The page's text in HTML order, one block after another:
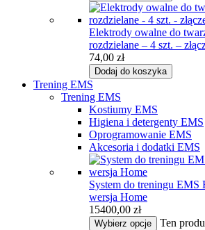
Elektrody owalne do
rozdzielane – 4 szt. –
74,00 zł
Dodaj do koszyka
Trening EMS
Trening EMS
Kostiumy EMS
Higiena i detergenty EMS
Oprogramowanie EMS
Akcesoria i dodatki EMS
System do treningu EMS
wersja Home
15400,00 zł
Wybierz opcje
Ten